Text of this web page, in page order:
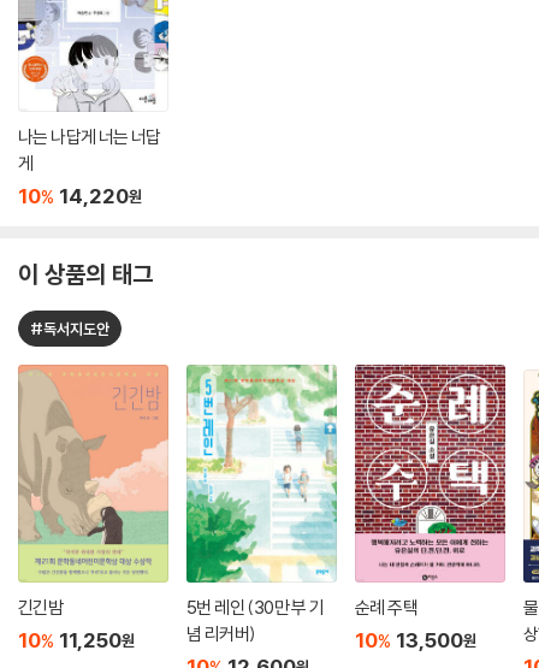
나는 나답게 너는 너답
게
10% 14,220원
이 상품의 태그
#독서지도안
긴긴밤
10% 11,250원
5번 레인 (30만 부 기
념 리커버)
순례 주택
10% 13,500원